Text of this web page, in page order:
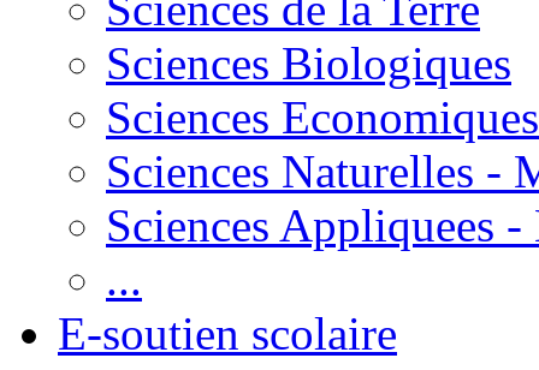
Sciences Biologiques
Sciences Economiques
Sciences Naturelles -
Sciences Appliquees
...
E-soutien scolaire